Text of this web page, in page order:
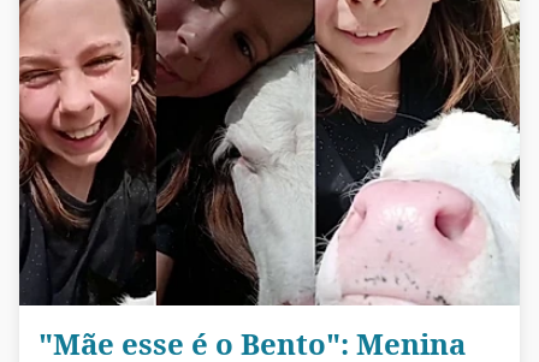
"Mãe esse é o Bento": Menina